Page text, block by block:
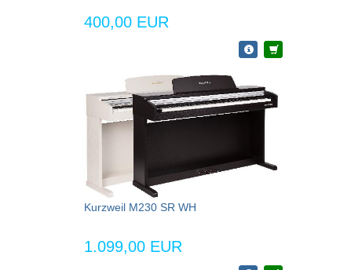
400,00 EUR
Kurzweil M230 SR WH
1.099,00 EUR